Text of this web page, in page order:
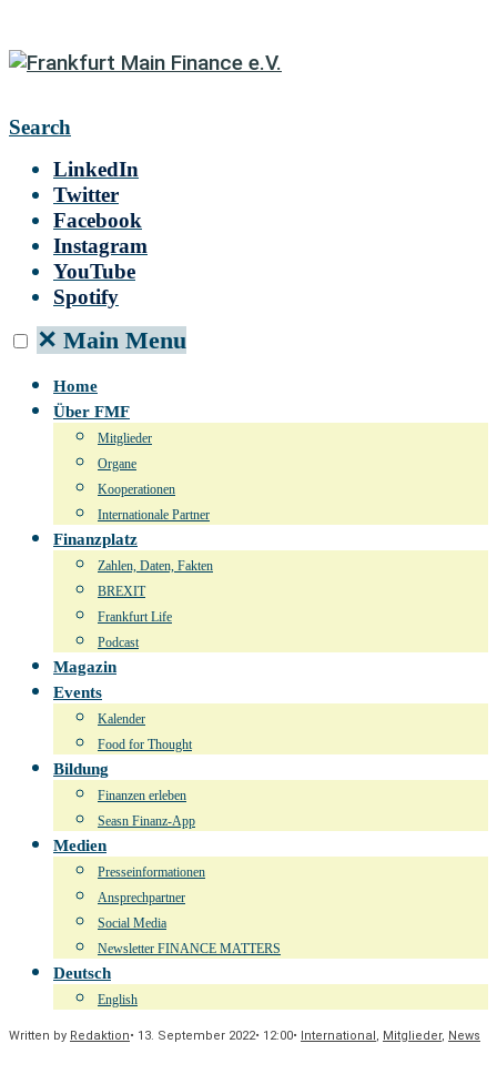
Search
LinkedIn
Twitter
Facebook
Instagram
YouTube
Spotify
✕ Main Menu
Home
Über FMF
Mitglieder
Organe
Kooperationen
Internationale Partner
Finanzplatz
Zahlen, Daten, Fakten
BREXIT
Frankfurt Life
Podcast
Magazin
Events
Kalender
Food for Thought
Bildung
Finanzen erleben
Seasn Finanz-App
Medien
Presseinformationen
Ansprechpartner
Social Media
Newsletter FINANCE MATTERS
Deutsch
English
Written by Redaktion• 13. September 2022• 12:00• International, Mitglieder, News